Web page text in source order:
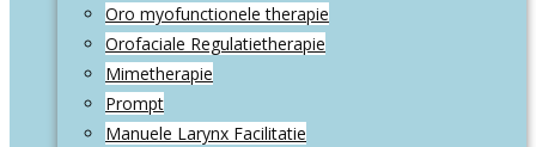
Oro myofunctionele therapie
Orofaciale Regulatietherapie
Mimetherapie
Prompt
Manuele Larynx Facilitatie